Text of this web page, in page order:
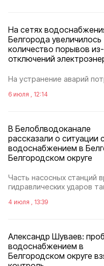
На сетях
Белгорода увеличилось
количество порывов
отключений
На устранение аварий
6 июля , 12:14
В Белоблводоканале
рассказали о ситуации с
водоснабжением в
Белгородском округе
Часть насосных станций
гидравлических ударов
4 июля , 13:39
Александр Шуваев:
водоснабжением в
Белгородском округе